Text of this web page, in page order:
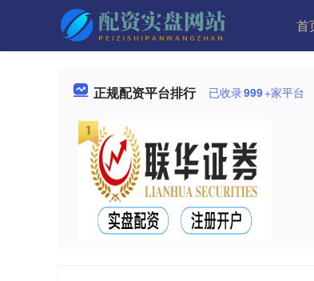
首
正规配资平台排行 已收录999+家平台